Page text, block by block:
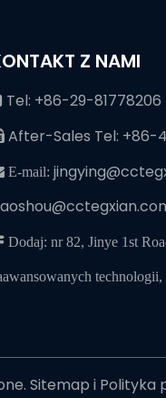
Z NAMI
Tel: +86-29-81778206
After-Sales Tel: +86-
E-mail:
nr 82, Jinye 1st
Sitemap i Polityka